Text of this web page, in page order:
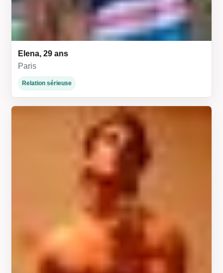
Elena, 29 ans
Paris
Relation sérieuse